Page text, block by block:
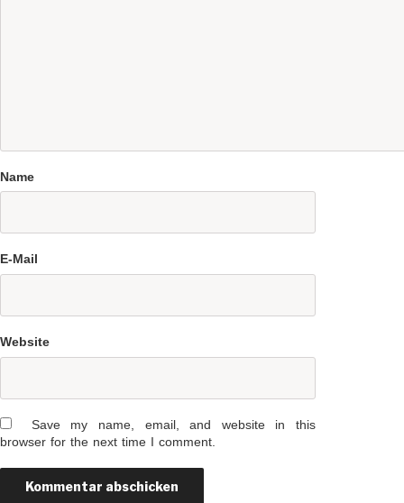
Name
E-Mail
Website
Save my name, email, and website in this
browser for the next time I comment.